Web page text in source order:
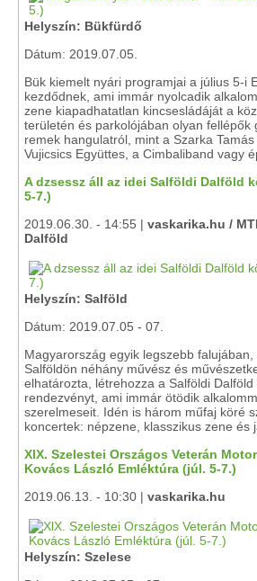
Helyszín: Bükfürdő
Dátum: 2019.07.05.
Bük kiemelt nyári programjai a július 5-i
kezdődnek, ami immár nyolcadik
zene kiapadhatatlan kincsesládáját a
területén és parkolójában olyan fellépők
remek hangulatról, mint a Szarka
Vujicsics Együttes, a Cimbaliband vagy
A dzsessz áll az idei Salföldi Dalföld
5-7.)
2019.06.30. - 14:55 | vaskarika.hu /
Dalföld
Helyszín: Salföld
Dátum: 2019.07.05 - 07.
Magyarország egyik legszebb
Salföldön néhány művész és
elhatározta, létrehozza a Salföldi Dalföld
rendezvényt, ami immár ötödik
szerelmeseit. Idén is három műfaj köré
koncertek: népzene, klasszikus zene és
XlX. Szelestei Országos Veterán
Kovács László Emléktúra (júl. 5-7.)
2019.06.13. - 10:30 | vaskarika.hu
Helyszín: Szelese